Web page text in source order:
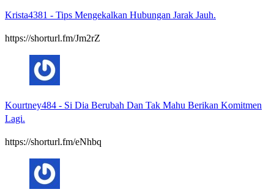
Krista4381 - Tips Mengekalkan Hubungan Jarak Jauh.
https://shorturl.fm/Jm2rZ
Kourtney484 - Si Dia Berubah Dan Tak Mahu Berikan Komitmen
Lagi.
https://shorturl.fm/eNhbq